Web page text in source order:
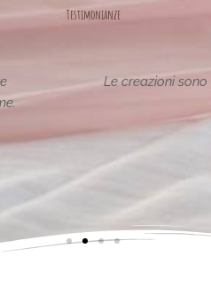
Testimonianze
e uniche..raffinate
pagina,piena di idee!grazie
Maria Teresa Masela
da Facebook